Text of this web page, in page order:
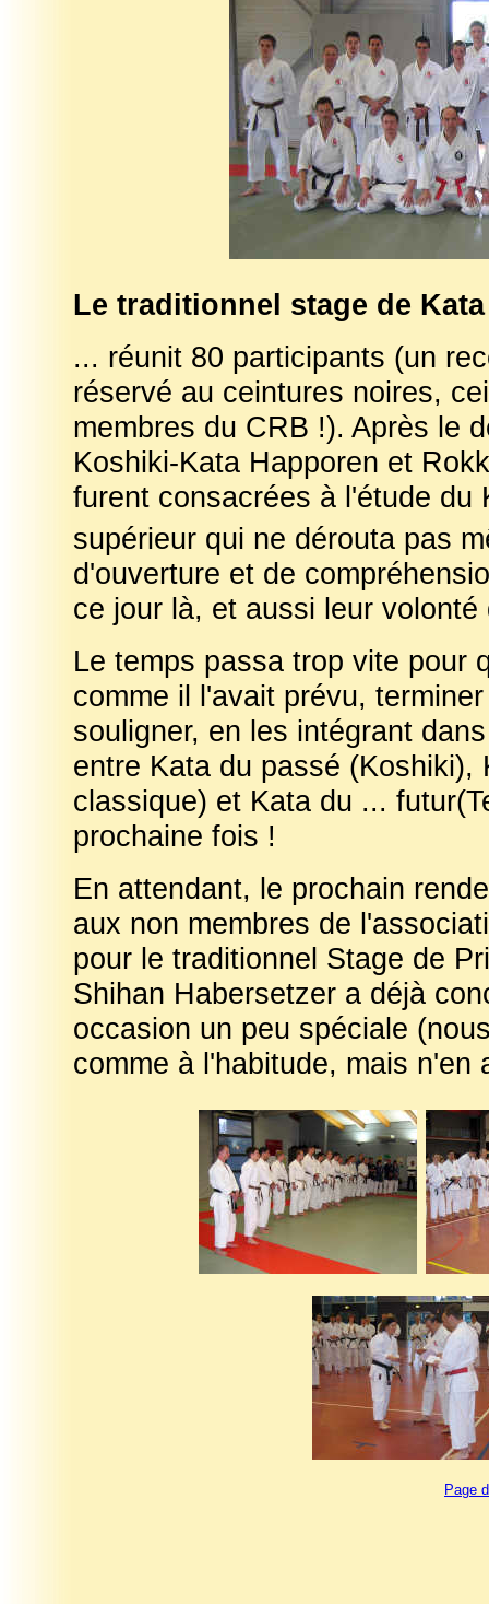
Le traditionnel stage de
... réunit 80 participants (un
réservé au ceintures noires,
membres du CRB !). Après le
Koshiki-Kata Happoren et
furent consacrées à l'étude du
supérieur qui ne dérouta pas
d'ouverture et de
ce jour là, et aussi leur volonté
Le temps passa trop vite pour
comme il l'avait prévu,
souligner, en les intégrant
entre Kata du passé
classique) et Kata du ...
prochaine fois !
En attendant, le prochain
aux non membres de
pour le traditionnel Stage de
Shihan Habersetzer a déjà
occasion un peu spéciale
comme à l'habitude, mais
Page